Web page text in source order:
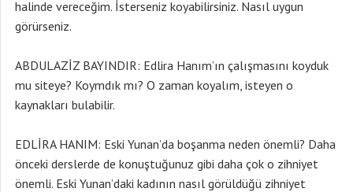
halinde vereceğim. İsterseniz koyabilirsiniz. Nasıl uygun
görürseniz.
ABDULAZİZ BAYINDIR: Edlira Hanım’ın çalışmasını koyduk
mu siteye? Koymdık mı? O zaman koyalım, isteyen o
kaynakları bulabilir.
EDLİRA HANIM: Eski Yunan’da boşanma neden önemli? Daha
önceki derslerde de konuştuğunuz gibi daha çok o zihniyet
önemli. Eski Yunan’daki kadının nasıl görüldüğü zihniyet